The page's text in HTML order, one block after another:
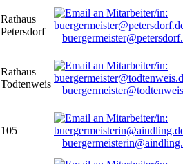
Rathaus
Petersdorf
Rathaus
Todtenweis
105